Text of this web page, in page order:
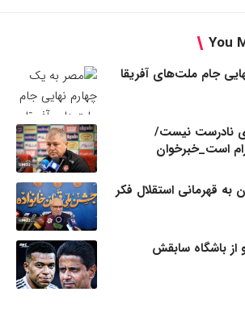
You
جام ملت‌های آفریقا
نادرست نیست/
است_خبرخوان
به قهرمانی استقلال فکر
یورو از باشگاه سابقش